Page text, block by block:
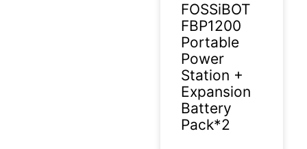
FOSSiBOT
FBP1200
Portable
Power
Station +
Expansion
Battery
Pack*2